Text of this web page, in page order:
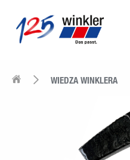
WIEDZA WINKLERA